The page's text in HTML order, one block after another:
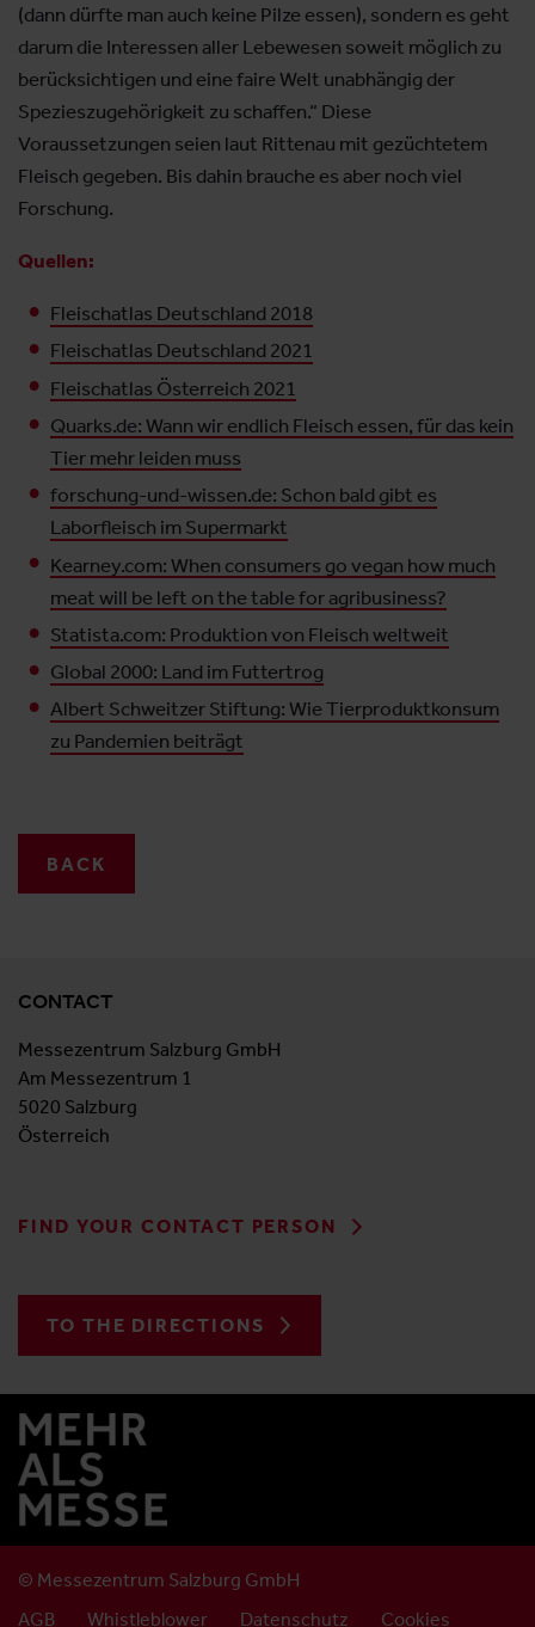
(dann dürfte man auch keine Pilze essen), sondern es geht
darum die Interessen aller Lebewesen soweit möglich zu
berücksichtigen und eine faire Welt unabhängig der
Spezieszugehörigkeit zu schaffen.“ Diese
Voraussetzungen seien laut Rittenau mit gezüchtetem
Fleisch gegeben. Bis dahin brauche es aber noch viel
Forschung.
Quellen:
Fleischatlas Deutschland 2018
Fleischatlas Deutschland 2021
Fleischatlas Österreich 2021
Quarks.de: Wann wir endlich Fleisch essen, für das kein
Tier mehr leiden muss
forschung-und-wissen.de: Schon bald gibt es
Laborfleisch im Supermarkt
Kearney.com: When consumers go vegan how much
meat will be left on the table for agribusiness?
Statista.com: Produktion von Fleisch weltweit
Global 2000: Land im Futtertrog
Albert Schweitzer Stiftung: Wie Tierproduktkonsum
zu Pandemien beiträgt
BACK
CONTACT
Messezentrum Salzburg GmbH
Am Messezentrum 1
5020 Salzburg
Österreich
FIND YOUR CONTACT PERSON
TO THE DIRECTIONS
© Messezentrum Salzburg GmbH
AGB
Whistleblower Datenschutz Cookies